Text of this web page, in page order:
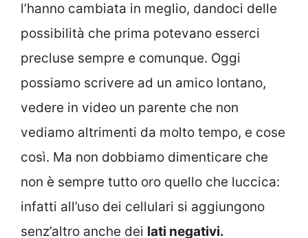
l’hanno cambiata in meglio, dandoci delle
possibilità che prima potevano esserci
precluse sempre e comunque. Oggi
possiamo scrivere ad un amico lontano,
vedere in video un parente che non
vediamo altrimenti da molto tempo, e cose
così. Ma non dobbiamo dimenticare che
non è sempre tutto oro quello che luccica:
infatti all’uso dei cellulari si aggiungono
senz’altro anche dei lati negativi.